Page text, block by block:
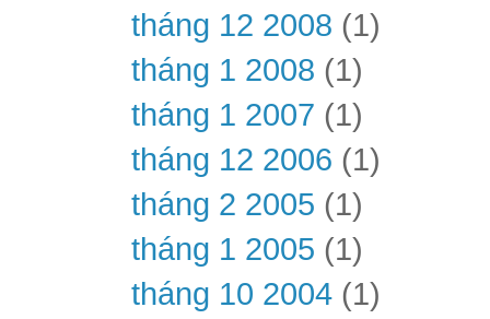
tháng 12 2008 (1)
tháng 1 2008 (1)
tháng 1 2007 (1)
tháng 12 2006 (1)
tháng 2 2005 (1)
tháng 1 2005 (1)
tháng 10 2004 (1)